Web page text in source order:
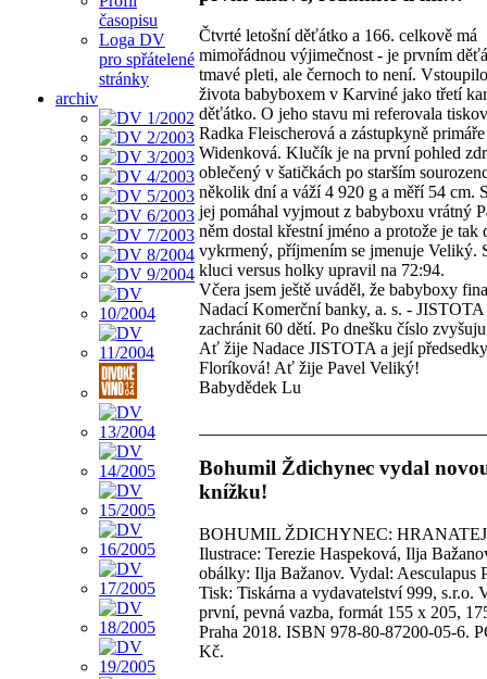
časopisu
Loga DV
pro spřátelené
stránky
archiv
Čtvrté letošní děťátko a 166. celkově má
mimořádnou výjimečnost - je prvním
tmavé pleti, ale černoch to není.
života babyboxem v Karviné jako třetí
děťátko. O jeho stavu mi referovala
Radka Fleischerová a zástupkyně
Widenková. Klučík je na první pohled
oblečený v šatičkách po starším
několik dní a váží 4 920 g a měří 54 cm.
jej pomáhal vyjmout z babyboxu vrátný
něm dostal křestní jméno a protože je tak
vykrmený, příjmením se jmenuje Veliký.
kluci versus holky upravil na 72:94.
Včera jsem ještě uváděl, že babyboxy
Nadací Komerční banky, a. s. -
zachránit 60 dětí. Po dnešku číslo
Ať žije Nadace JISTOTA a její
Floríková! Ať žije Pavel Veliký!
Babydědek Lu
Bohumil Ždichynec vydal
knížku!
BOHUMIL ŽDICHYNEC:
Ilustrace: Terezie Haspeková, Ilja
obálky: Ilja Bažanov. Vydal: Aesculapus
Tisk: Tiskárna a vydavatelství 999, s.r.o.
první, pevná vazba, formát 155 x 205,
Praha 2018. ISBN 978-80-87200-05-6.
Kč.